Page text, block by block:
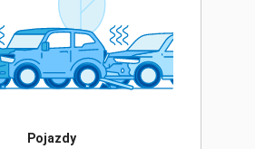
Pojazdy